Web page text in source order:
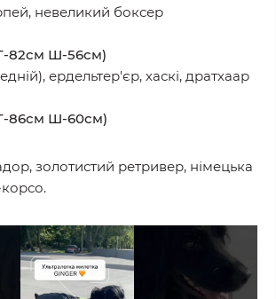
невеликий боксер
82см Ш-56см)
ердельтер'єр, хаскі, дратхаар
86см Ш-60см)
золотистий ретривер, німецька